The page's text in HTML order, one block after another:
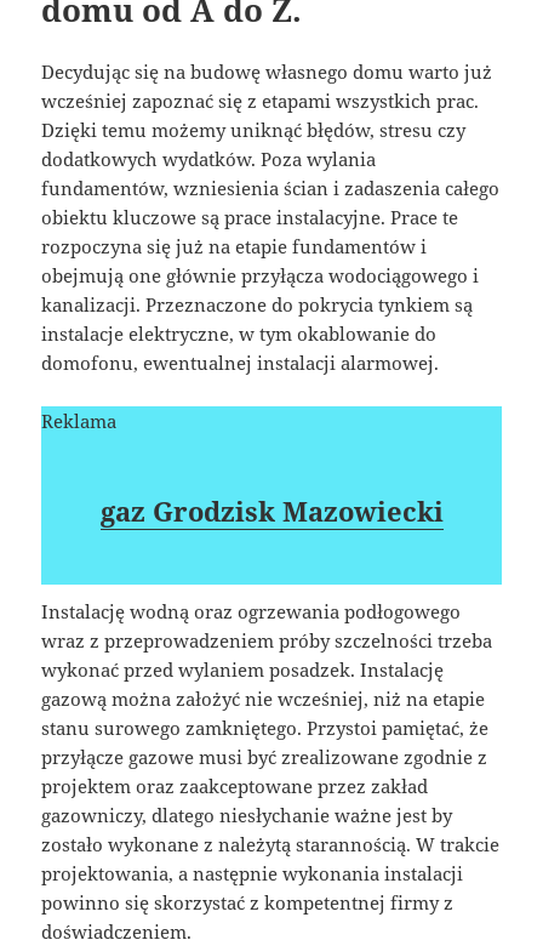
domu od A do Z.
Decydując się na budowę własnego domu warto już
wcześniej zapoznać się z etapami wszystkich prac.
Dzięki temu możemy uniknąć błędów, stresu czy
dodatkowych wydatków. Poza wylania
fundamentów, wzniesienia ścian i zadaszenia całego
obiektu kluczowe są prace instalacyjne. Prace te
rozpoczyna się już na etapie fundamentów i
obejmują one głównie przyłącza wodociągowego i
kanalizacji. Przeznaczone do pokrycia tynkiem są
instalacje elektryczne, w tym okablowanie do
domofonu, ewentualnej instalacji alarmowej.
Reklama
gaz Grodzisk Mazowiecki
Instalację wodną oraz ogrzewania podłogowego
wraz z przeprowadzeniem próby szczelności trzeba
wykonać przed wylaniem posadzek. Instalację
gazową można założyć nie wcześniej, niż na etapie
stanu surowego zamkniętego. Przystoi pamiętać, że
przyłącze gazowe musi być zrealizowane zgodnie z
projektem oraz zaakceptowane przez zakład
gazowniczy, dlatego niesłychanie ważne jest by
zostało wykonane z należytą starannością. W trakcie
projektowania, a następnie wykonania instalacji
powinno się skorzystać z kompetentnej firmy z
doświadczeniem.